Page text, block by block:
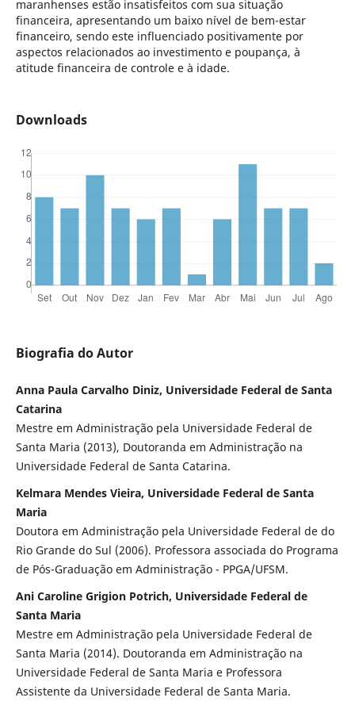
maranhenses estão insatisfeitos com sua situação
financeira, apresentando um baixo nível de bem-estar
financeiro, sendo este influenciado positivamente por
aspectos relacionados ao investimento e poupança, à
atitude financeira de controle e à idade.
Downloads
Biografia do Autor
Anna Paula Carvalho Diniz, Universidade Federal de Santa
Catarina
Mestre em Administração pela Universidade Federal de
Santa Maria (2013), Doutoranda em Administração na
Universidade Federal de Santa Catarina.
Kelmara Mendes Vieira, Universidade Federal de Santa
Maria
Doutora em Administração pela Universidade Federal de do
Rio Grande do Sul (2006). Professora associada do Programa
de Pós-Graduação em Administração - PPGA/UFSM.
Ani Caroline Grigion Potrich, Universidade Federal de
Santa Maria
Mestre em Administração pela Universidade Federal de
Santa Maria (2014). Doutoranda em Administração na
Universidade Federal de Santa Maria e Professora
Assistente da Universidade Federal de Santa Maria.